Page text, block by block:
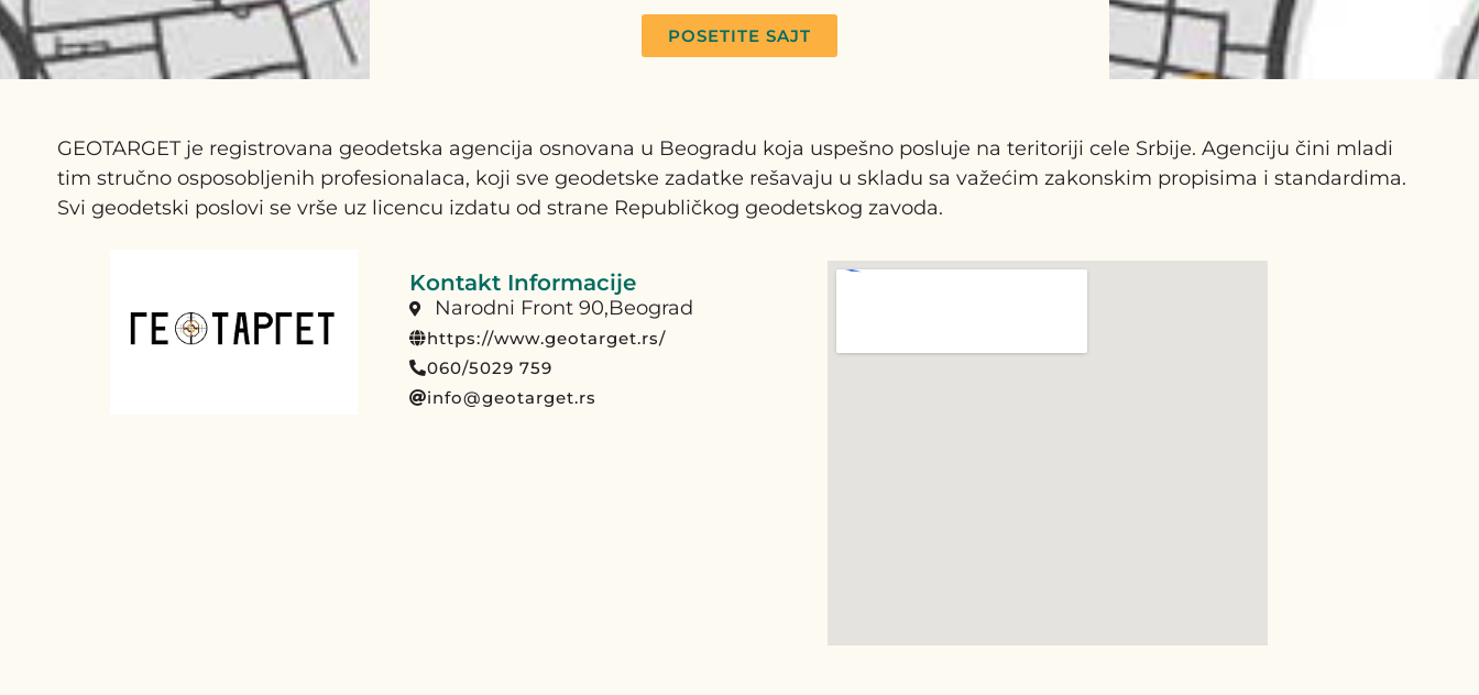
POSETITE SAJT
GEOTARGET je registrovana geodetska agencija osnovana u Beogradu koja uspešno posluje na teritoriji cele Srbije. Agenciju čini mladi
tim stručno osposobljenih profesionalaca, koji sve geodetske zadatke rešavaju u skladu sa važećim zakonskim propisima i standardima.
Svi geodetski poslovi se vrše uz licencu izdatu od strane Republičkog geodetskog zavoda.
Kontakt Informacije
Narodni Front 90,Beograd
https://www.geotarget.rs/
060/5029 759
info@geotarget.rs